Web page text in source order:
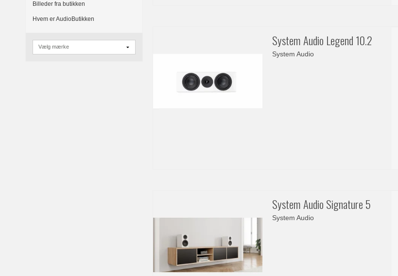
Billeder fra butikken
Hvem er AudioButikken
System Audio Legend 10.2
System Audio
System Audio Signature 5
System Audio